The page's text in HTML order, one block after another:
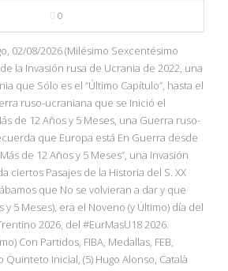
0
02/08/2026 (Milésimo Sexcentésimo
la Invasión rusa de Ucrania de 2022, una
que Sólo es el “Último Capítulo”, hasta el
ruso-ucraniana que se Inició el
de 12 Años y 5 Meses, una Guerra ruso-
que Europa está En Guerra desde
de 12 Años y 5 Meses”, una Invasión
ciertos Pasajes de la Historia del S. XX
que No se volvieran a dar y que
y 5 Meses), era el Noveno (y Último) día del
2026, del #EurMasU18 2026.
Con Partidos, FIBA, Medallas, FEB,
Inicial, (5) Hugo Alonso, Català